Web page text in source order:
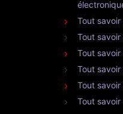
Tout
Tout
Tout
Tout savoir
Tout savoir
Tout